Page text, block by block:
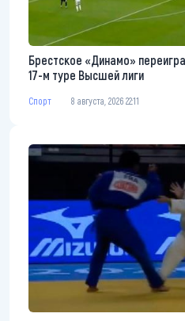
Брестское «Динамо»
17-м туре Высшей лиги
Спорт 8 августа, 2026 22:11